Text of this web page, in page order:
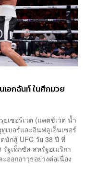
เอกฉันท์ ในศึกมวย
เซอร์เวต (แคตช์เวต น้ำ
เบอร์และอินฟลูเอ็นเซอร์
นักสู้ UFC วัย 38 ปี ที่
ฐเท็กซัส สหรัฐอเมริกา
ออกอาวุธอย่างต่อเนื่อง